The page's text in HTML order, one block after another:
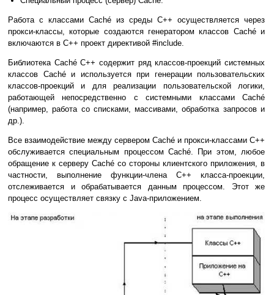
Работа с классами Caché из среды C++ осуществляется через
прокси-классы, которые создаются генератором классов Caché и
включаются в С++ проект директивой #include.
Библиотека Caché C++ содержит ряд классов-проекций системных
классов Caché и используется при генерации пользовательских
классов-проекций и для реализации пользовательской логики,
работающей непосредственно с системными классами Caché
(например, работа со списками, массивами, обработка запросов и
др.).
Все взаимодействие между сервером Caché и прокси-классами С++
обслуживается специальным процессом Caché. При этом, любое
обращение к серверу Caché со стороны клиентского приложения, в
частности, выполнение функции-члена С++ класса-проекции,
отслеживается и обрабатывается данным процессом. Этот же
процесс осуществляет связку с Java-приложением.